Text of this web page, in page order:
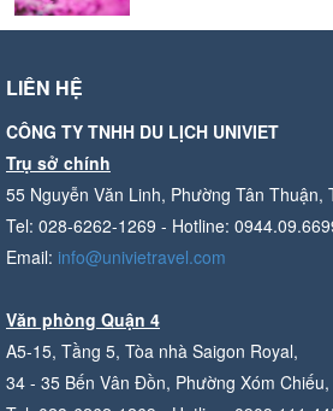
LIÊN HỆ
CÔNG TY TNHH DU LỊCH UNIVIET
Trụ sở chính
55 Nguyễn Văn Linh, Phường Tân Thuận,
Tel: 028-6262-1269 - Hotline:
Email: info@univietravel.com
Văn phòng Quận 4
A5-15, Tầng 5, Tòa nhà Saigon Royal,
34 - 35 Bến Vân Đồn, Phường Xóm